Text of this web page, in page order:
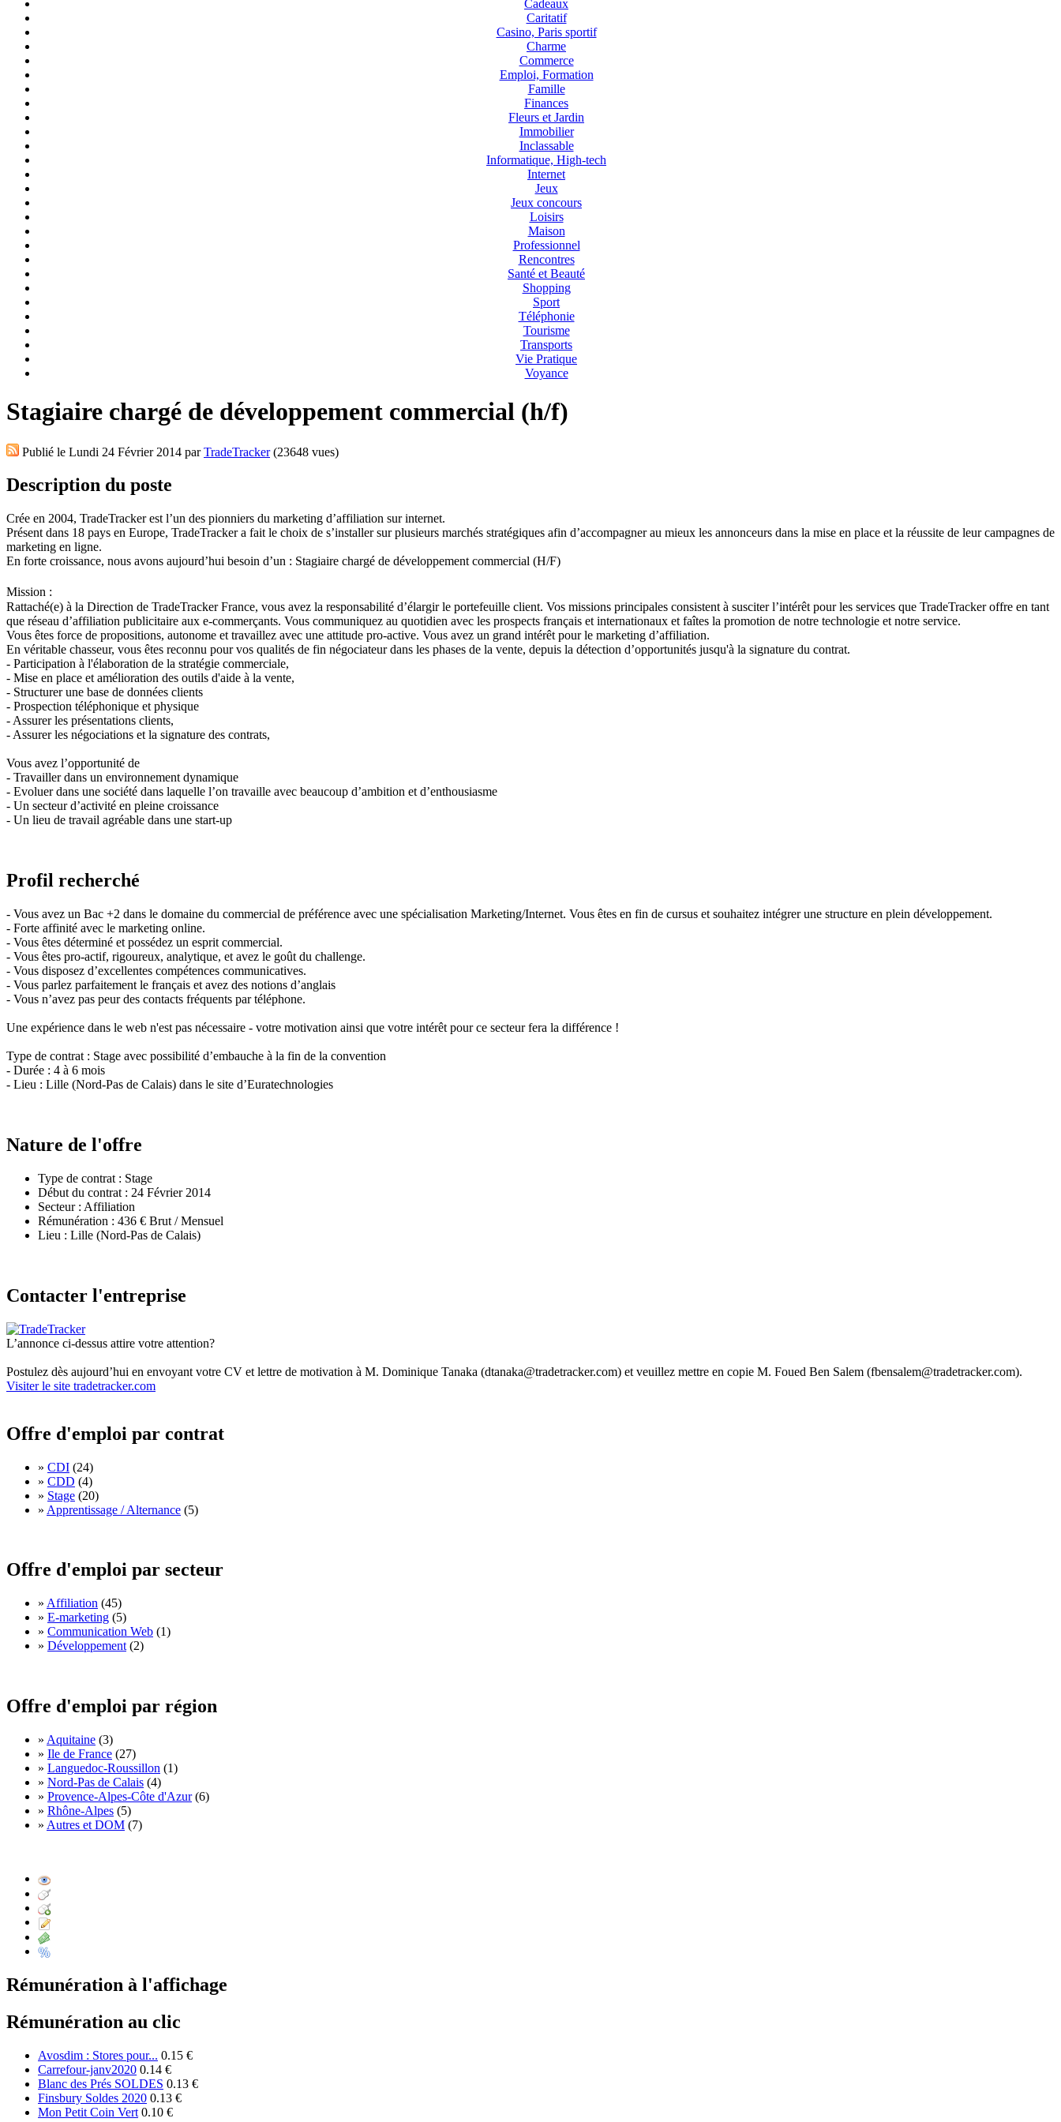
Cadeaux
Caritatif
Casino, Paris sportif
Charme
Commerce
Emploi, Formation
Famille
Finances
Fleurs et Jardin
Immobilier
Inclassable
Informatique, High-tech
Internet
Jeux
Jeux concours
Loisirs
Maison
Professionnel
Rencontres
Santé et Beauté
Shopping
Sport
Téléphonie
Tourisme
Transports
Vie Pratique
Voyance
Stagiaire chargé de développement commercial (h/f)
Publié le Lundi 24 Février 2014 parTradeTracker(23648 vues)
Description du poste
Crée en 2004, TradeTracker est l’un des pionniers du marketing d’affiliation sur internet.
Présent dans 18 pays en Europe, TradeTracker a fait le choix de s’installer sur plusieurs marchés stratégiques afin d’accompagner au mieux les annonceurs dans la mise en place et la réussite de leur campagnes de
marketing en ligne.
En forte croissance, nous avons aujourd’hui besoin d’un : Stagiaire chargé de développement commercial (H/F)
Mission :
Rattaché(e) à la Direction de TradeTracker France, vous avez la responsabilité d’élargir le portefeuille client. Vos missions principales consistent à susciter l’intérêt pour les services que TradeTracker offre en tant
que réseau d’affiliation publicitaire aux e-commerçants. Vous communiquez au quotidien avec les prospects français et internationaux et faîtes la promotion de notre technologie et notre service.
Vous êtes force de propositions, autonome et travaillez avec une attitude pro-active. Vous avez un grand intérêt pour le marketing d’affiliation.
En véritable chasseur, vous êtes reconnu pour vos qualités de fin négociateur dans les phases de la vente, depuis la détection d’opportunités jusqu'à la signature du contrat.
- Participation à l'élaboration de la stratégie commerciale,
- Mise en place et amélioration des outils d'aide à la vente,
- Structurer une base de données clients
- Prospection téléphonique et physique
- Assurer les présentations clients,
- Assurer les négociations et la signature des contrats,
Vous avez l’opportunité de
- Travailler dans un environnement dynamique
- Evoluer dans une société dans laquelle l’on travaille avec beaucoup d’ambition et d’enthousiasme
- Un secteur d’activité en pleine croissance
- Un lieu de travail agréable dans une start-up
Profil recherché
- Vous avez un Bac +2 dans le domaine du commercial de préférence avec une spécialisation Marketing/Internet. Vous êtes en fin de cursus et souhaitez intégrer une structure en plein développement.
- Forte affinité avec le marketing online.
- Vous êtes déterminé et possédez un esprit commercial.
- Vous êtes pro-actif, rigoureux, analytique, et avez le goût du challenge.
- Vous disposez d’excellentes compétences communicatives.
- Vous parlez parfaitement le français et avez des notions d’anglais
- Vous n’avez pas peur des contacts fréquents par téléphone.
Une expérience dans le web n'est pas nécessaire - votre motivation ainsi que votre intérêt pour ce secteur fera la différence !
Type de contrat : Stage avec possibilité d’embauche à la fin de la convention
- Durée : 4 à 6 mois
- Lieu : Lille (Nord-Pas de Calais) dans le site d’Euratechnologies
Nature de l'offre
Type de contrat : Stage
Début du contrat : 24 Février 2014
Secteur : Affiliation
Rémunération : 436 € Brut / Mensuel
Lieu : Lille (Nord-Pas de Calais)
Contacter l'entreprise
L’annonce ci-dessus attire votre attention?
Postulez dès aujourd’hui en envoyant votre CV et lettre de motivation à M. Dominique Tanaka (dtanaka@tradetracker.com) et veuillez mettre en copie M. Foued Ben Salem (fbensalem@tradetracker.com).
Visiter le site tradetracker.com
Offre d'emploi par contrat
» CDI (24)
» CDD (4)
» Stage (20)
» Apprentissage / Alternance (5)
Offre d'emploi par secteur
» Affiliation (45)
» E-marketing (5)
» Communication Web (1)
» Développement (2)
Offre d'emploi par région
» Aquitaine (3)
» Ile de France (27)
» Languedoc-Roussillon (1)
» Nord-Pas de Calais (4)
» Provence-Alpes-Côte d'Azur (6)
» Rhône-Alpes (5)
» Autres et DOM (7)
Rémunération à l'affichage
Rémunération au clic
Avosdim : Stores pour... 0.15 €
Carrefour-janv2020 0.14 €
Blanc des Prés SOLDES 0.13 €
Finsbury Soldes 2020 0.13 €
Mon Petit Coin Vert 0.10 €